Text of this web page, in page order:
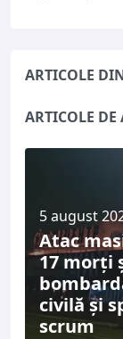
5 august
Atac
17 morți
civilă și
scrum